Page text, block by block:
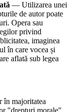
— Utilizarea unei
de autor poate
Opera sau
privind
imaginea
în care vocea și
aflată sub legea
majoritatea